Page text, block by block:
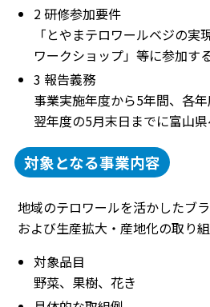
2 研修参加要件
「とやまテロワールベジの
ワークショップ」等に参加す
3 報告義務
事業実施年度から5年間、各
翌年度の5月末日までに富山
対象となる事業内容
地域のテロワールを活かしたブ
および生産拡大・産地化の取り組
対象品目
野菜、果樹、花き